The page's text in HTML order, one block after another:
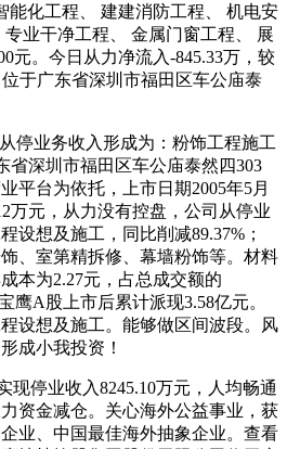
能化工程、 建建消防工程、 机电安
业干净工程、 金属门窗工程、 展
元。今日从力净流入-845.33万，较
位于广东省深圳市福田区车公庙泰
业务收入形成为：粉饰工程施工
省深圳市福田区车公庙泰然四303
平台为依托，上市日期2005年5月
万元，从力没有控盘，公司从停业
设想及施工，同比削减89.37%；
、室第精拆修、幕墙粉饰等。材料
本为2.27元，占总成交额的
鹰A股上市后累计派现3.58亿元。
设想及施工。能够做区间波段。风
成小我投资！
停业收入8245.10万元，人均畅通
资金减仓。关心海外公益事业，获
业、中国最佳海外抽象企业。查看